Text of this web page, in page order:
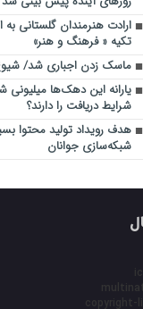
ارادت هنرمندان گلستانی
تکیه « فرهنگ و هنر»
ماسک زدن اجباری شد/
یارانه این دهک‌ها
شرایط دریافت را دارند؟
هدف رویداد تولید محتوا
شبکه‌سازی جوانان